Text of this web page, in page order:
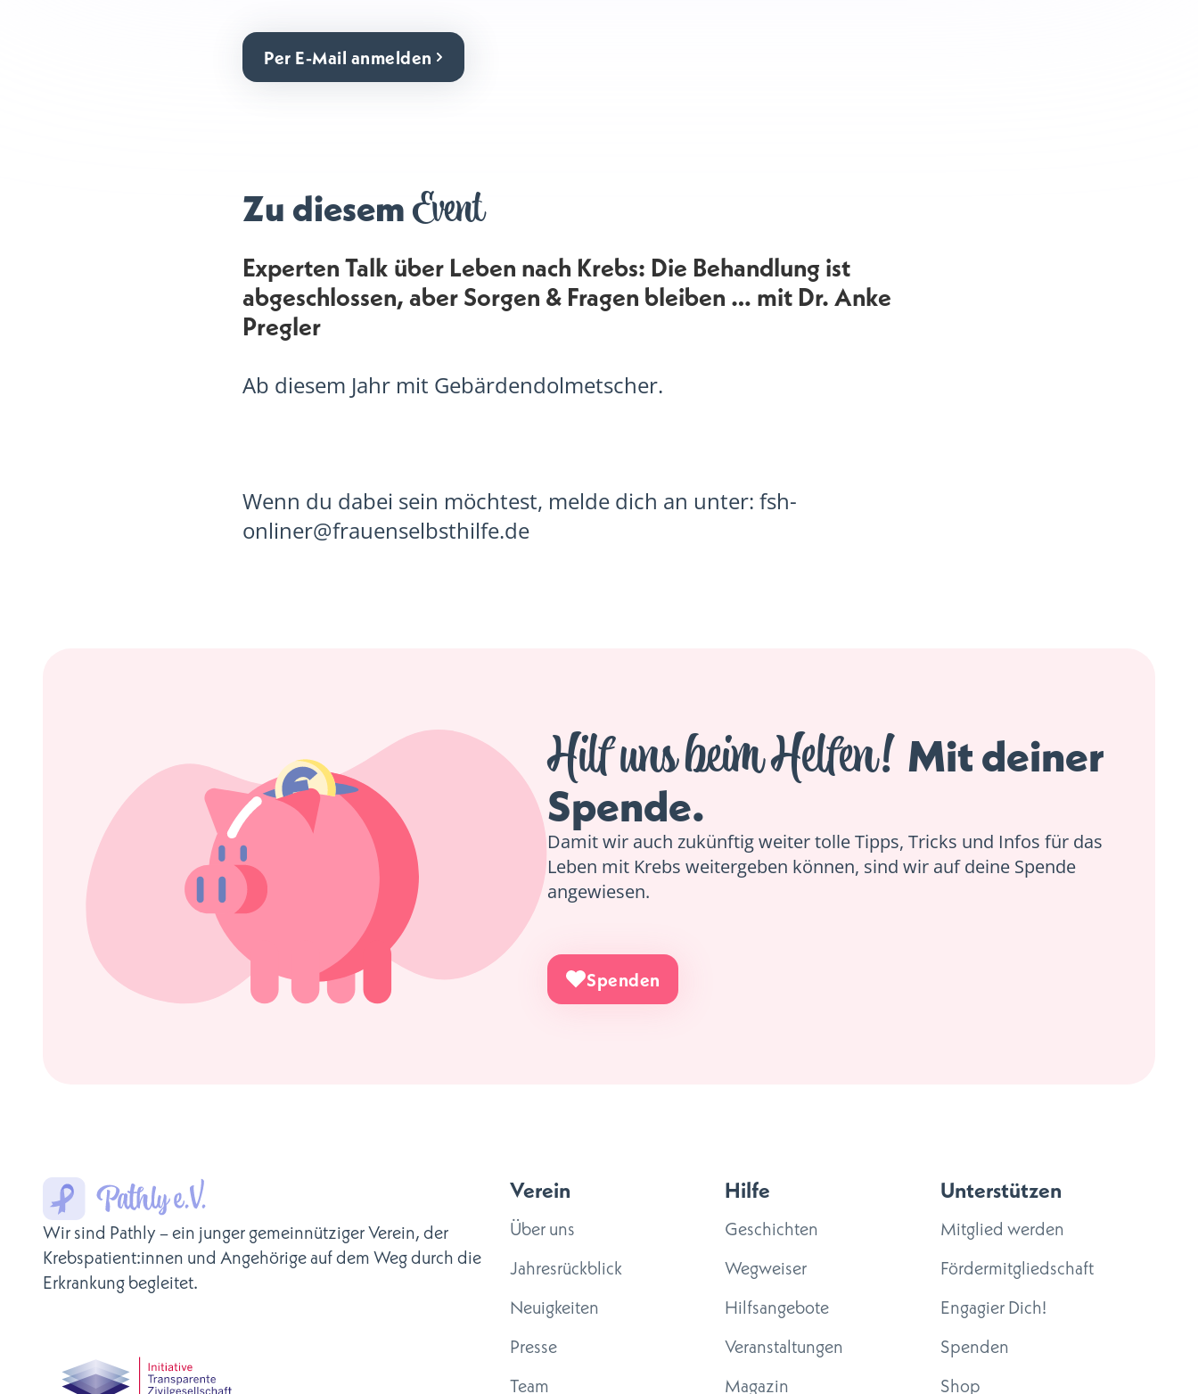
Per E-Mail anmelden
Zu diesem Event
Experten Talk über Leben nach Krebs: Die Behandlung ist
abgeschlossen, aber Sorgen & Fragen bleiben … mit Dr. Anke
Pregler
Ab diesem Jahr mit Gebärdendolmetscher.
Wenn du dabei sein möchtest, melde dich an unter: fsh-
onliner@frauenselbsthilfe.de
Hilf uns beim Helfen! Mit deiner
Spende.
Damit wir auch zukünftig weiter tolle Tipps, Tricks und Infos für das
Leben mit Krebs weitergeben können, sind wir auf deine Spende
angewiesen.
Spenden
Wir sind Pathly – ein junger gemeinnütziger Verein, der
Krebspatient:innen und Angehörige auf dem Weg durch die
Erkrankung begleitet.
Verein
Über uns
Jahresrückblick
Neuigkeiten
Presse
Team
Hilfe
Geschichten
Wegweiser
Hilfsangebote
Veranstaltungen
Magazin
Unterstützen
Mitglied werden
Fördermitgliedschaft
Engagier Dich!
Spenden
Shop